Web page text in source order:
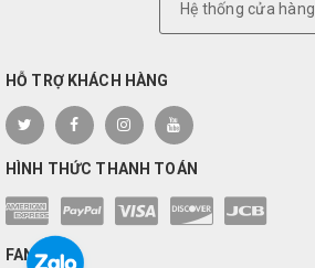
Hệ thống cửa hàng
HỖ TRỢ KHÁCH HÀNG
HÌNH THỨC THANH TOÁN
FANPAGE